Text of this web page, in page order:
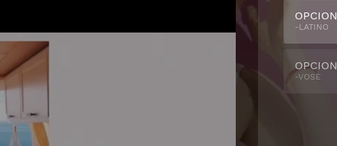
OPCION
-LATINO
OPCION
-VOSE